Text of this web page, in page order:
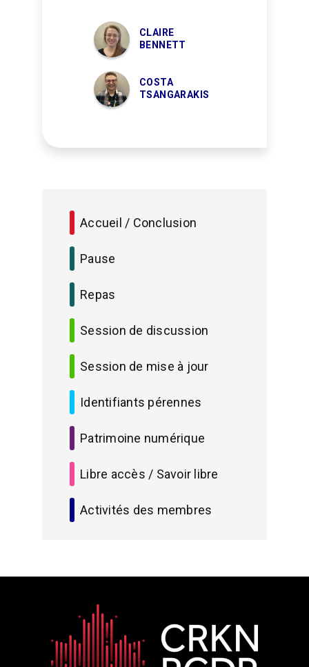
CLAIRE
BENNETT
COSTA
TSANGARAKIS
Accueil / Conclusion
Pause
Repas
Session de discussion
Session de mise à jour
Identifiants pérennes
Patrimoine numérique
Libre accès / Savoir libre
Activités des membres